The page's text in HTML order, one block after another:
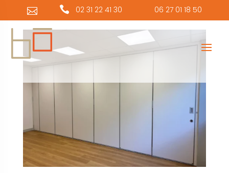
  02 31 22 41 30 06 27 01 18 50
Panneau de gestion des cookies